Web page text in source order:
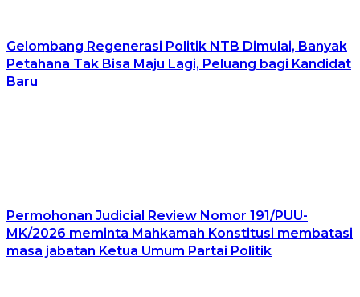
Gelombang Regenerasi Politik NTB Dimulai, Banyak
Petahana Tak Bisa Maju Lagi, Peluang bagi Kandidat
Baru
Permohonan Judicial Review Nomor 191/PUU-
MK/2026 meminta Mahkamah Konstitusi membatasi
masa jabatan Ketua Umum Partai Politik